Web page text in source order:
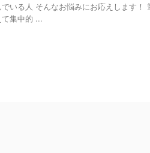
いる人 そんなお悩みにお応えします！
集中的 ...